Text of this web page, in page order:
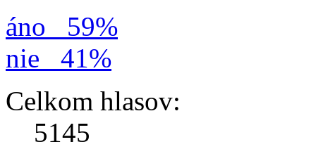
áno
59%
nie
41%
Celkom hlasov:
5145